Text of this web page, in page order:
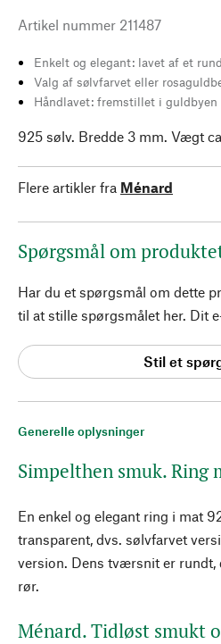
Generelle oplysninger
Simpelthen smuk.
En enkel og elegant ring i mat
transparent, dvs. sølvfarvet
version. Dens tværsnit er rundt,
rør.
Ménard. Tidløst smukt
Artikel nummer 211487
Enkelt og elegant: lavet af et
Valg af sølvfarvet eller
Håndlavet: fremstillet i guldbyen
925 sølv. Bredde 3 mm. Vægt
Flere artikler fra Ménard
Spørgsmål om
Har du et spørgsmål om dette
til at stille spørgsmålet her. Dit
Stil et